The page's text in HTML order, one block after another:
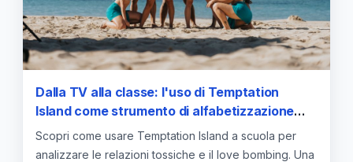
Dalla TV alla classe: l'uso di Temptation
Island come strumento di alfabetizzazione
emotiva contro le relazioni tossiche
Scopri come usare Temptation Island a scuola per
analizzare le relazioni tossiche e il love bombing. Una